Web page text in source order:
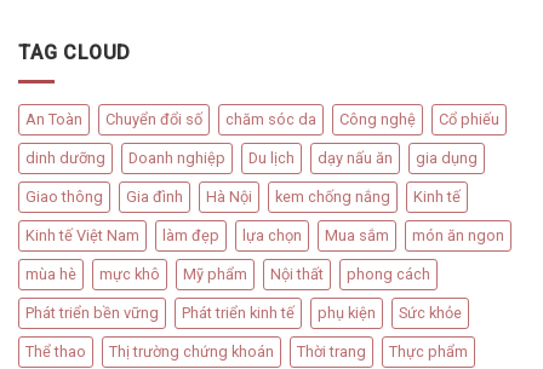
TAG CLOUD
An Toàn Chuyển đổi số chăm sóc da Công nghệ Cổ phiếu
dinh dưỡng Doanh nghiệp Du lịch dạy nấu ăn gia dụng
Giao thông Gia đình Hà Nội kem chống nắng Kinh tế
Kinh tế Việt Nam làm đẹp lựa chọn Mua sắm món ăn ngon
mùa hè mực khô Mỹ phẩm Nội thất phong cách
Phát triển bền vững Phát triển kinh tế phụ kiện Sức khỏe
Thể thao Thị trường chứng khoán Thời trang Thực phẩm